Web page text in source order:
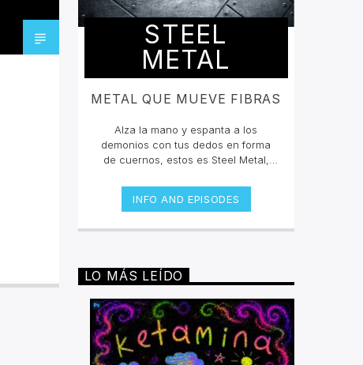
STEEL
METAL
METAL QUE MUEVE FIBRAS
Alza la mano y espanta a los
demonios con tus dedos en forma
de cuernos, estos es Steel Metal,
pit con los grandes clásicos y los
estrenos del Rock Metal, Trash
Metal, Doom, Stoner, Nu Metal, Glam
Metal Progresivo ¡y más
ruido!Miércoles 6pm a 8 pm |
invencible.net
INFO AND EPISODES
LO MÁS LEÍDO